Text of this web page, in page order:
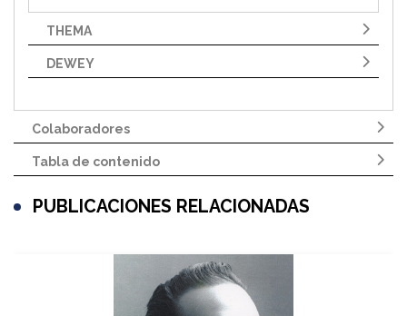
THEMA
DEWEY
Colaboradores
Tabla de contenido
PUBLICACIONES RELACIONADAS